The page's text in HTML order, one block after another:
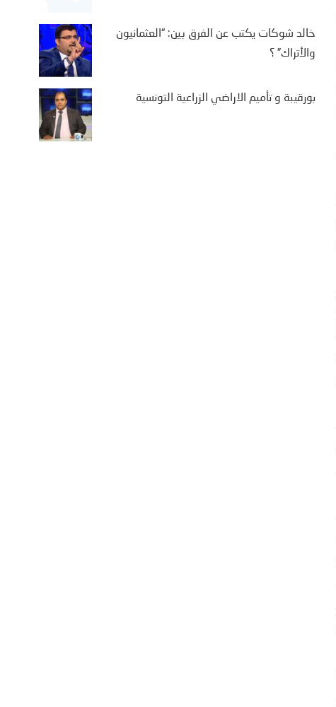
خالد شوكات يكتب عن الفرق بين: “العثمانيون
والأتراك” ؟
بورقيبة و تأميم الاراضي الزراعية التونسية